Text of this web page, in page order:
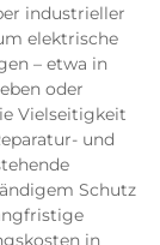
industrieller
elektrische
– etwa in
oder
Vielseitigkeit
und
Schutz
in